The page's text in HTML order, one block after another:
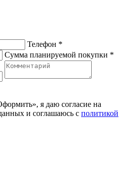
Телефон *
Сумма планируемой покупки *
я даю согласие на
и соглашаюсь c политикой